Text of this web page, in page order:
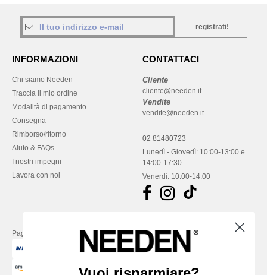
registrati!
INFORMAZIONI
Chi siamo Needen
Traccia il mio ordine
Modalità di pagamento
Consegna
Rimborso/ritorno
Aiuto & FAQs
I nostri impegni
Lavora con noi
CONTATTACI
Cliente
cliente@needen.it
Vendite
vendite@needen.it
02 81480723
Lunedì - Giovedì: 10:00-13:00 e
14:00-17:30
Venerdì: 10:00-14:00
Paga con